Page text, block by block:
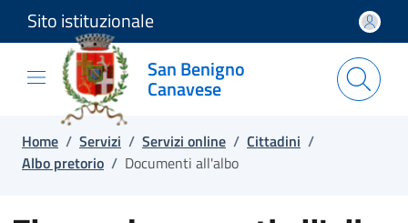
Salta e vai al contenuto
Salta e vai al footer
Sito istituzionale
San Benigno
Canavese
Home / Servizi / Servizi online / Cittadini /
Albo pretorio / Documenti all'albo